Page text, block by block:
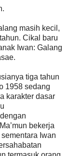
masih kecil,
Cikal baru
Iwan: Galang
tiga tahun
1958 sedang
karakter dasar
bekerja
Iwan